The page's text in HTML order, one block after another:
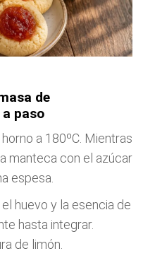
de
paso
a 180ºC. Mientras
manteca con el azúcar
espesa.
huevo y la esencia de
hasta integrar.
de limón.